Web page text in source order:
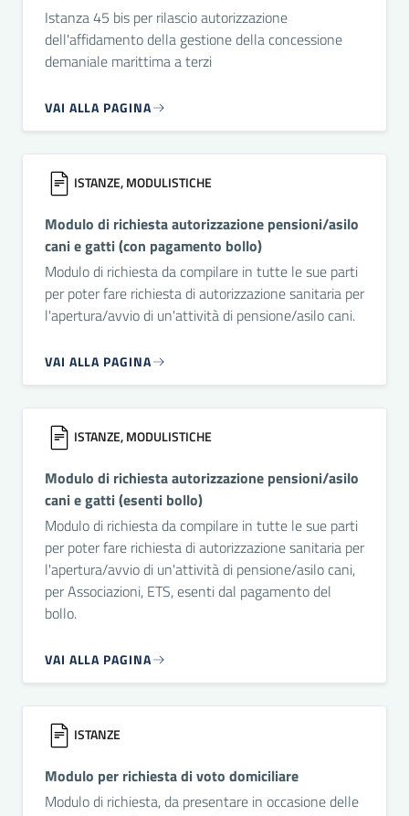
Istanza 45 bis per rilascio autorizzazione
dell'affidamento della gestione della concessione
demaniale marittima a terzi
VAI ALLA PAGINA
ISTANZE, MODULISTICHE
Modulo di richiesta autorizzazione pensioni/asilo
cani e gatti (con pagamento bollo)
Modulo di richiesta da compilare in tutte le sue parti
per poter fare richiesta di autorizzazione sanitaria per
l'apertura/avvio di un'attività di pensione/asilo cani.
VAI ALLA PAGINA
ISTANZE, MODULISTICHE
Modulo di richiesta autorizzazione pensioni/asilo
cani e gatti (esenti bollo)
Modulo di richiesta da compilare in tutte le sue parti
per poter fare richiesta di autorizzazione sanitaria per
l'apertura/avvio di un'attività di pensione/asilo cani,
per Associazioni, ETS, esenti dal pagamento del
bollo.
VAI ALLA PAGINA
ISTANZE
Modulo per richiesta di voto domiciliare
Modulo di richiesta, da presentare in occasione delle